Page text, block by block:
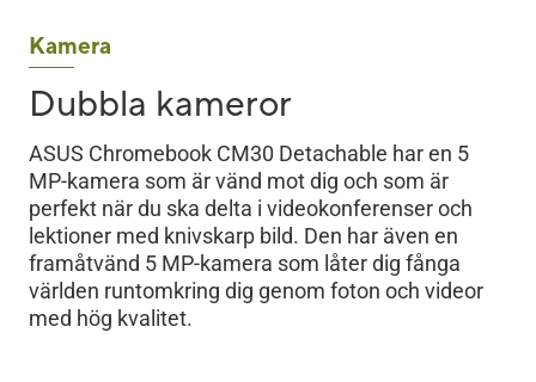
Kamera
Dubbla kameror
ASUS Chromebook CM30 Detachable har en 5
MP-kamera som är vänd mot dig och som är
perfekt när du ska delta i videokonferenser och
lektioner med knivskarp bild. Den har även en
framåtvänd 5 MP-kamera som låter dig fånga
världen runtomkring dig genom foton och videor
med hög kvalitet.